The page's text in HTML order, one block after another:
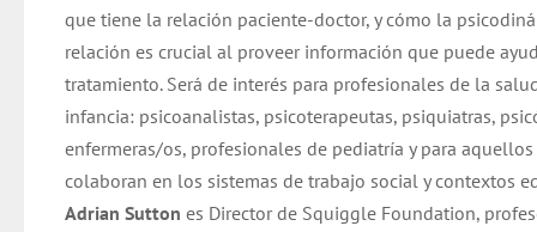
que tiene la relación paciente-doctor, y cómo la
relación es crucial al proveer información que puede
tratamiento. Será de interés para profesionales de la
infancia: psicoanalistas, psicoterapeutas, psiquiatras,
enfermeras/os, profesionales de pediatría y para
colaboran en los sistemas de trabajo social y contextos
Adrian Sutton es Director de Squiggle Foundation,